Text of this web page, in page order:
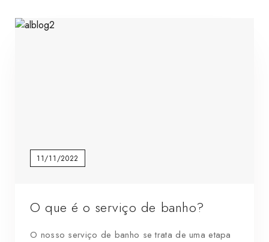
11/11/2022
O que é o serviço de banho?
O nosso serviço de banho se trata de uma etapa